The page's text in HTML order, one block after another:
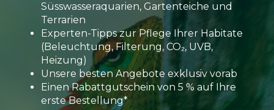
Süsswasseraquarien, Gartenteiche und
Terrarien
Experten-Tipps zur Pflege Ihrer Habitate
(Beleuchtung, Filterung, CO₂, UVB,
Heizung)
Unsere besten Angebote exklusiv vorab
Einen Rabattgutschein von 5 % auf Ihre
erste Bestellung*